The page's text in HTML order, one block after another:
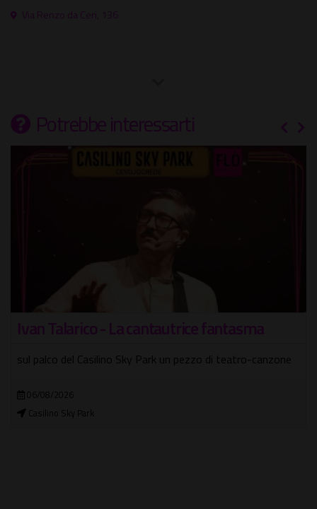
Via Renzo da Ceri, 136
Potrebbe interessarti
Ivan Talarico - La cantautrice fantasma
sul palco del Casilino Sky Park un pezzo di teatro-canzone
06/08/2026
Casilino Sky Park